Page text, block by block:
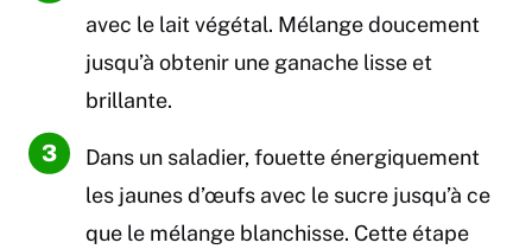
avec le lait végétal. Mélange doucement
jusqu’à obtenir une ganache lisse et
brillante.
Dans un saladier, fouette énergiquement
les jaunes d’œufs avec le sucre jusqu’à ce
que le mélange blanchisse. Cette étape